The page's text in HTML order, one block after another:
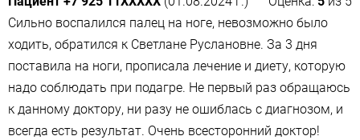
Сильно воспалился палец на ноге, невозможно было
ходить, обратился к Светлане Руслановне. За 3 дня
поставила на ноги, прописала лечение и диету, которую
надо соблюдать при подагре​. Не первый раз обращаюсь
к данному доктору, ни разу не ошиблась с диагнозом, и
всегда есть результат. Очень всесторонний доктор!